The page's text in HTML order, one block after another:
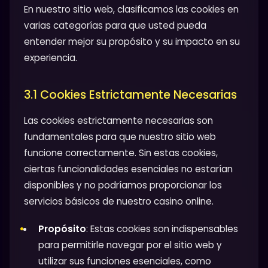
En nuestro sitio web, clasificamos las cookies en
varias categorías para que usted pueda
entender mejor su propósito y su impacto en su
experiencia.
3.1 Cookies Estrictamente Necesarias
Las cookies estrictamente necesarias son
fundamentales para que nuestro sitio web
funcione correctamente. Sin estas cookies,
ciertas funcionalidades esenciales no estarían
disponibles y no podríamos proporcionar los
servicios básicos de nuestro casino online.
Propósito: Estas cookies son indispensables
para permitirle navegar por el sitio web y
utilizar sus funciones esenciales, como